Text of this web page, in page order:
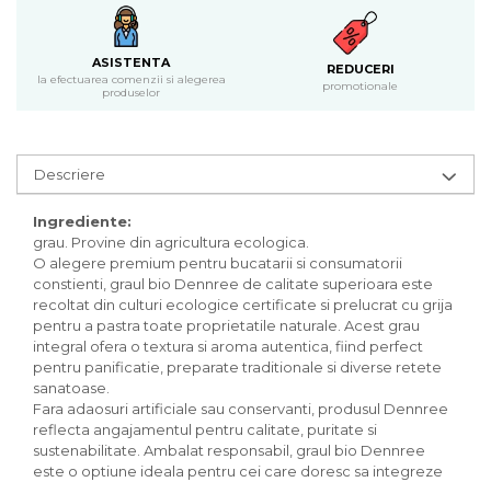
Seminte bio pentru germinat
Ingrediente patiserie bio
Budinca bio
Ingrediente bio pentru copt
Masline bio si antipasti
Antipasti bio
Masline bio
Pesto bio
Musli si terci
Fulgi din cereale bio
Musli bio
Terci bio
Orez bio si leguminoase
Legume bio
Legume bio in conserva
ASISTENTA
la efectuarea comenzii si alegerea
produselor
REDUCERI
promotionale
Descriere
Ingrediente:
grau. Provine din agricultura ecologica.
O alegere premium pentru bucatarii si consumatorii
constienti, graul bio Dennree de calitate superioara este
recoltat din culturi ecologice certificate si prelucrat cu grija
pentru a pastra toate proprietatile naturale. Acest grau
integral ofera o textura si aroma autentica, fiind perfect
pentru panificatie, preparate traditionale si diverse retete
sanatoase.
Fara adaosuri artificiale sau conservanti, produsul Dennree
reflecta angajamentul pentru calitate, puritate si
sustenabilitate. Ambalat responsabil, graul bio Dennree
este o optiune ideala pentru cei care doresc sa integreze